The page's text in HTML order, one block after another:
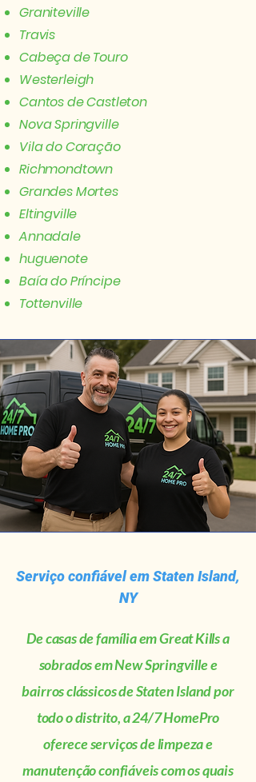
Graniteville
Travis
Cabeça de Touro
Westerleigh
Cantos de Castleton
Nova Springville
Vila do Coração
Richmondtown
Grandes Mortes
Eltingville
Annadale
huguenote
Baía do Príncipe
Tottenville
Serviço confiável em Staten Island,
NY
De casas de família em Great Kills a
sobrados em New Springville e
bairros clássicos de Staten Island por
todo o distrito, a 24/7 HomePro
oferece serviços de limpeza e
manutenção confiáveis com os quais